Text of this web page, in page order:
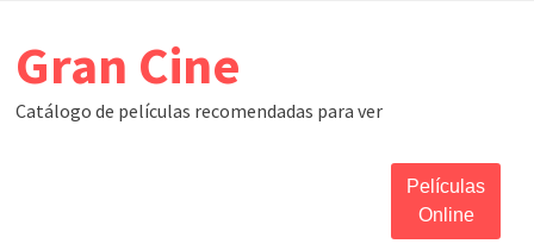
content
Gran Cine
Catálogo de películas recomendadas para ver
Películas
Online